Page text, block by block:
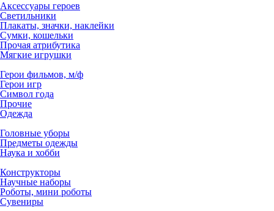
Аксессуары героев
Светильники
Плакаты, значки, наклейки
Сумки, кошельки
Прочая атрибутика
Мягкие игрушки
Герои фильмов, м/ф
Герои игр
Символ года
Прочие
Одежда
Головные уборы
Предметы одежды
Наука и хобби
Конструкторы
Научные наборы
Роботы, мини роботы
Сувениры